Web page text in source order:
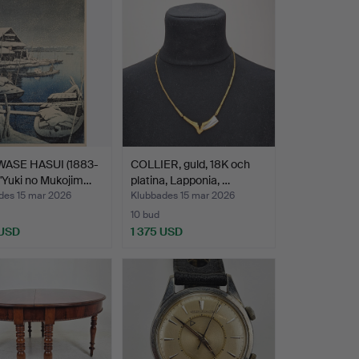
HASUI (1883-
no Mukojim…
15 mar 2026
COLLIER, guld, 18K och
platina, Lapponia, …
Klubbades 15 mar 2026
10 bud
1 375 USD